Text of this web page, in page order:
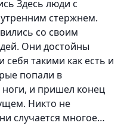
Здесь люди с
стержнем.
со своим
Они достойны
себя такими как есть и
попали в
ноги, и пришел конец
Никто не
случается многое…